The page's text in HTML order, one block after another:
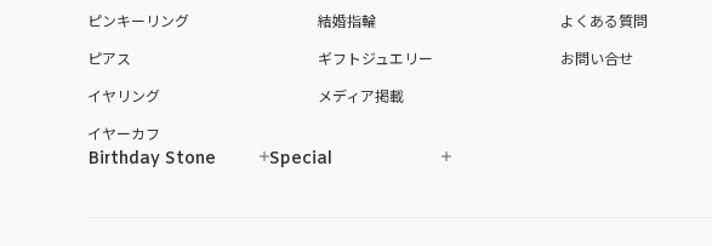
ピンキーリング
ピアス
イヤリング
イヤーカフ
結婚指輪
ギフトジュエリー
メディア掲載
よくある質問
お問い合せ
Birthday Stone Special